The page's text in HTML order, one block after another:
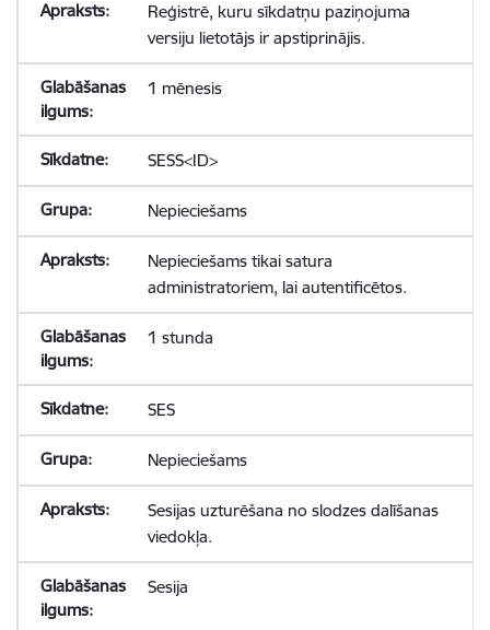
Reģistrē, kuru sīkdatņu paziņojuma
versiju lietotājs ir apstiprinājis.
1 mēnesis
SESS<ID>
Nepieciešams
Nepieciešams tikai satura
administratoriem, lai autentificētos.
1 stunda
SES
Nepieciešams
Sesijas uzturēšana no slodzes dalīšanas
viedokļa.
Sesija